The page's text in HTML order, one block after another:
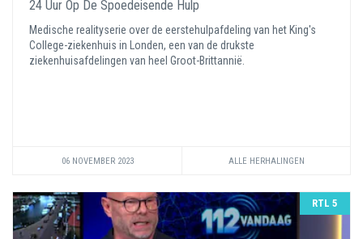
24 Uur Op De Spoedeisende Hulp
Medische realityserie over de eerstehulpafdeling van het King's
College-ziekenhuis in Londen, een van de drukste
ziekenhuisafdelingen van heel Groot-Brittannië.
06 NOVEMBER 2023 ALLE HERHALINGEN
RTL 5